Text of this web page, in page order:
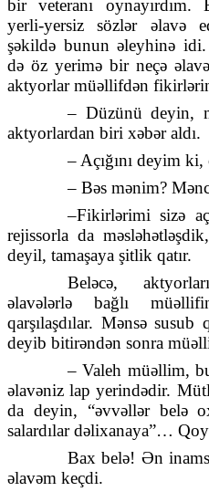
bir veteranı oynayırdım.
yerli-yersiz sözlər əlavə
şəkildə bunun əleyhinə idi.
də öz yerimə bir neçə
aktyorlar müəllifdən
– Düzünü deyin,
aktyorlardan biri xəbər aldı.
– Açığını deyim
– Bəs mənim?
–Fikirlərimi sizə
rejissorla da
deyil, tamaşaya şitlik qatır.
Beləcə,
əlavələrlə bağlı
qarşılaşdılar. Mənsə susub
deyib bitirəndən sonra
– Valeh müəllim,
əlavəniz lap yerindədir.
da deyin, “əvvəllər belə
salardılar dəlixanaya”…
Bax belə! Ən
əlavəm keçdi.